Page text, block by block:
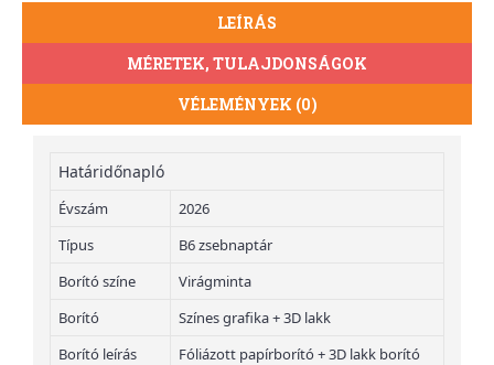
LEÍRÁS
MÉRETEK, TULAJDONSÁGOK
VÉLEMÉNYEK (0)
Határidőnapló
Évszám
2026
Típus
B6 zsebnaptár
Borító színe
Virágminta
Borító
Színes grafika + 3D lakk
Borító leírás
Fóliázott papírborító + 3D lakk borító